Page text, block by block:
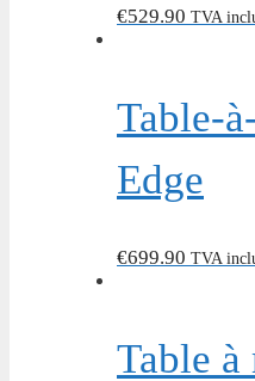
€529.90 TVA
Table-
Edge
€699.90 TVA
Table